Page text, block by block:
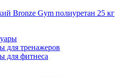
Bronze Gym полиуретан 25 кг
для тренажеров
для фитнеса